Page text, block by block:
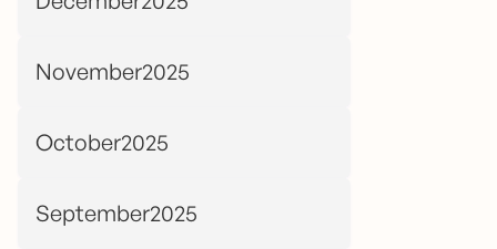
November2025
October2025
September2025